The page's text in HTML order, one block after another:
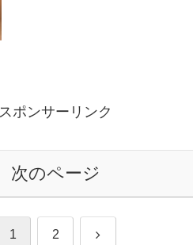
スポンサーリンク
次のページ
1 2 次